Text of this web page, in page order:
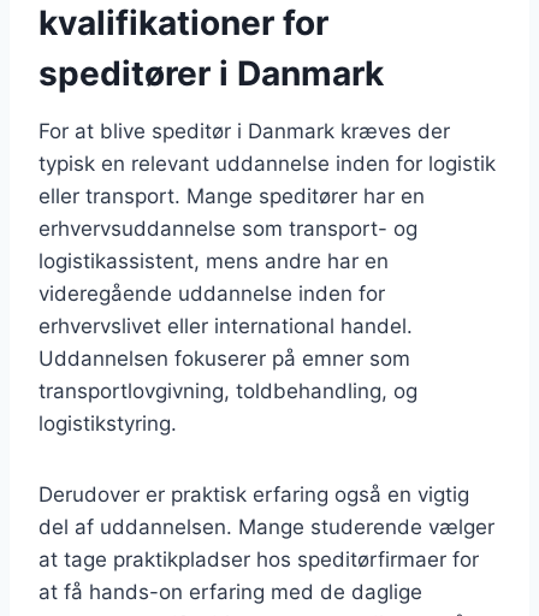
kvalifikationer for
speditører i Danmark
For at blive speditør i Danmark kræves der
typisk en relevant uddannelse inden for logistik
eller transport. Mange speditører har en
erhvervsuddannelse som transport- og
logistikassistent, mens andre har en
videregående uddannelse inden for
erhvervslivet eller international handel.
Uddannelsen fokuserer på emner som
transportlovgivning, toldbehandling, og
logistikstyring.
Derudover er praktisk erfaring også en vigtig
del af uddannelsen. Mange studerende vælger
at tage praktikpladser hos speditørfirmaer for
at få hands-on erfaring med de daglige